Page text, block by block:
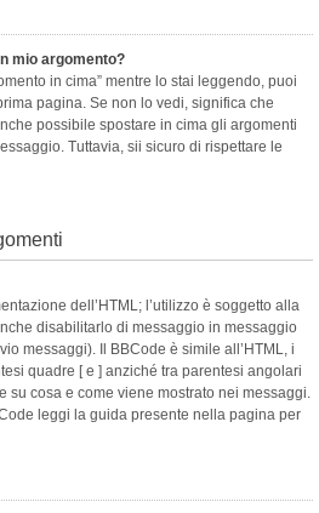
mio argomento?
in cima” mentre lo stai leggendo, puoi
pagina. Se non lo vedi, significa che
possibile spostare in cima gli argomenti
Tuttavia, sii sicuro di rispettare le
dell’HTML; l’utilizzo è soggetto alla
disabilitarlo di messaggio in messaggio
messaggi). Il BBCode è simile all’HTML, i
quadre [ e ] anziché tra parentesi angolari
su cosa e come viene mostrato nei messaggi.
leggi la guida presente nella pagina per